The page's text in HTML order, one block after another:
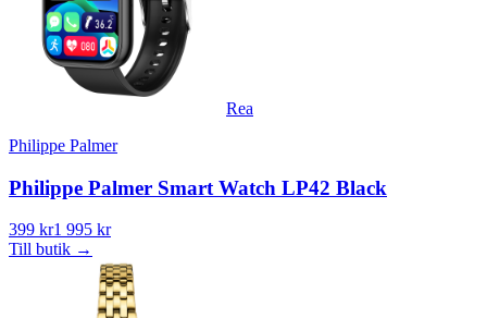
Rea
Philippe Palmer
Philippe Palmer Smart Watch LP42 Black
399 kr1 995 kr
Till butik →